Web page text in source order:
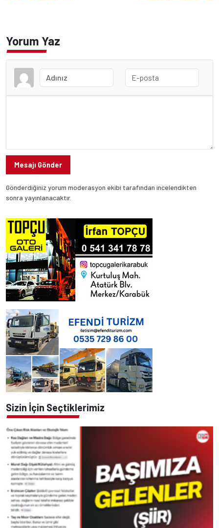
Yorum Yaz
Mesajı Gönder
Gönderdiğiniz yorum moderasyon ekibi tarafından incelendikten
sonra yayınlanacaktır.
Sizin İçin Seçtiklerimiz